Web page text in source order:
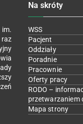
Na skróty
WSS
Pacjent
Oddziały
Poradnie
Pracownie
Oferty pracy
RODO –
przetwarzaniem
Mapa strony